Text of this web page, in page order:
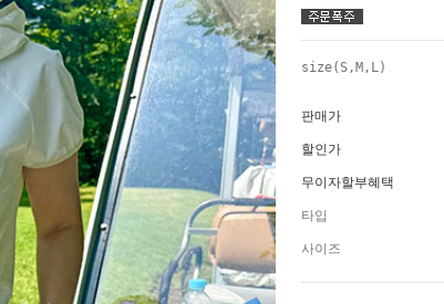
size(S,M,L)
판매가
할인가
무이자할부혜택
타입
사이즈